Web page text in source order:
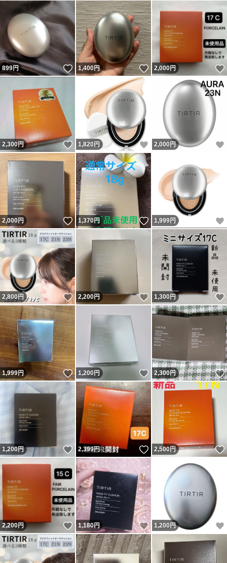
899円 いいね！
1,400円 いいね！
2,000円
2,300円 いいね！
1,820円 いいね！
2,000 円
2,000円 いいね！
1,370円 いいね！
1,999円
2,800円 いいね！
2,200円 いいね！
1,300円
1,999円 いいね！
1,200円 いいね！
2,300円
1,200円 いいね！
2,399円 いいね！
2,500円
2,200円 いいね！
1,180円 いいね！
1,200 円